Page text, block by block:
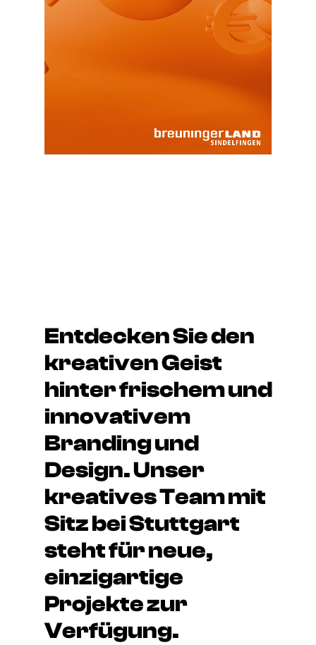
Entdecken Sie den
kreativen Geist
hinter frischem und
innovativem
Branding und
Design. Unser
kreatives Team mit
Sitz bei Stuttgart
steht für neue,
einzigartige
Projekte zur
Verfügung.